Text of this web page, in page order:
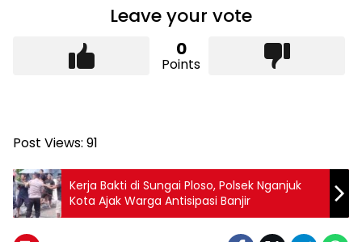
Leave your vote
0
Points
Post Views: 91
Kerja Bakti di Sungai Ploso, Polsek Nganjuk
Kota Ajak Warga Antisipasi Banjir